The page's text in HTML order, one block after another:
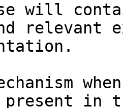
will
relevant
in